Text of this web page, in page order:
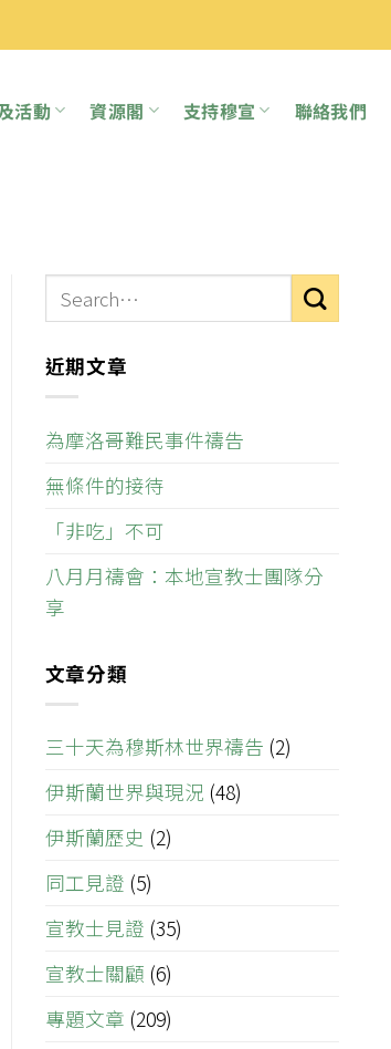
活動 資源閣 支持穆宣 聯絡我們
近期文章
為摩洛哥難民事件禱告
無條件的接待
「非吃」不可
八月月禱會：本地宣教士團隊分
享
文章分類
三十天為穆斯林世界禱告 (2)
伊斯蘭世界與現況 (48)
伊斯蘭歷史 (2)
同工見證 (5)
宣教士見證 (35)
宣教士關顧 (6)
專題文章 (209)